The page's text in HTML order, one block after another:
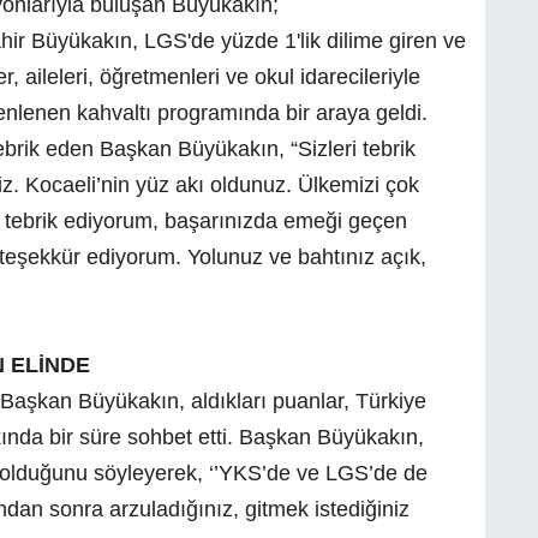
buluşan Büyükakın;
Büyükakın, LGS'de yüzde 1'lik dilime giren ve
aileleri, öğretmenleri ve okul idarecileriyle
kahvaltı programında bir araya geldi.
eden Başkan Büyükakın, “Sizleri tebrik
Kocaeli’nin yüz akı oldunuz. Ülkemizi çok
ediyorum, başarınızda emeği geçen
ediyorum. Yolunuz ve bahtınız açık,
ELİNDE
Büyükakın, aldıkları puanlar, Türkiye
bir süre sohbet etti. Başkan Büyükakın,
söyleyerek, ‘’YKS’de ve LGS’de de
sonra arzuladığınız, gitmek istediğiniz